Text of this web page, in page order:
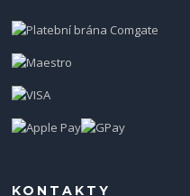
KONTAKTY